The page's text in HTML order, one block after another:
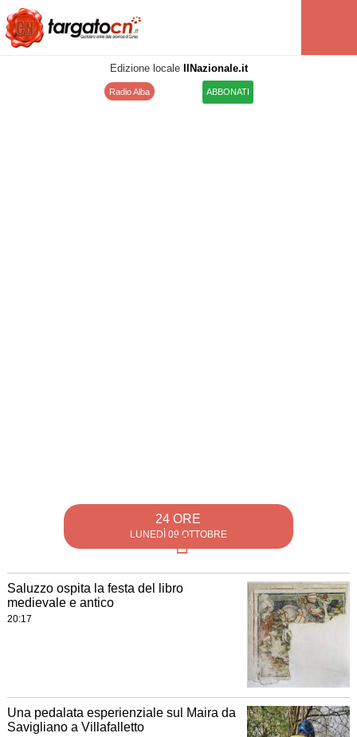
Edizione locale IlNazionale.it
Radio Alba ABBONATI
24 ORE
LUNEDÌ 09 OTTOBRE
Saluzzo ospita la festa del libro
medievale e antico
20:17
Una pedalata esperienziale sul Maira da
Savigliano a Villafalletto